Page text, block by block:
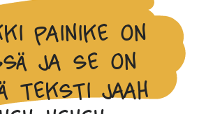
painike on
ja se on
teksti jaah